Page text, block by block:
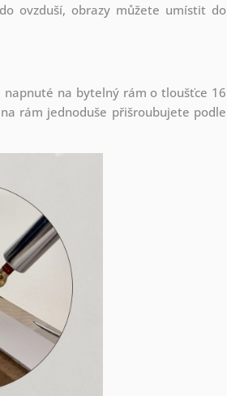
ovzduší, obrazy můžete umístit do
na bytelný rám o tloušťce 16
rám jednoduše přišroubujete podle